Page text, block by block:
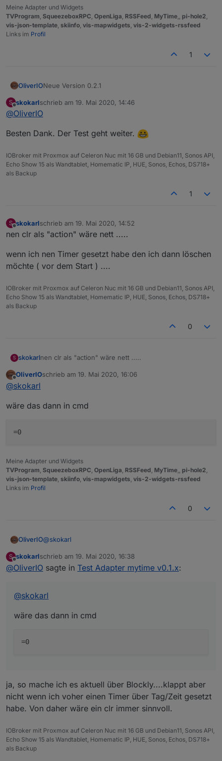
Meine Adapter und Widgets
TVProgram SqueezeboxRPC OpenLiga RSSFeed MyTime pi-hole2
vis-json-template skiinfo vis-mapwidgets vis-2-widgets-rssfeed
Links im Profil
1
OliverIONeue Version 0.2.1
der anzeige´fehler im configurationsdialog für
widget countdown plain wurde behoben
hinzugefügt
die Berechnung der Kreise in countdown circle
wurden bei 0 werten korrigiert
S
Offline
skokarlschrieb am 19. Mai 2020, 14:46
zuletzt editiert von
@OliverIO
Besten Dank. Der Test geht weiter.
IOBroker mit Proxmox auf Celeron Nuc mit 16 GB und Debian11, Sonos API,
Echo Show 15 als Wandtablet, Homematic IP, HUE, Sonos, Echos, DS718+
als Backup
1
S
Offline
skokarlschrieb am 19. Mai 2020, 14:52
zuletzt editiert von
nen clr als "action" wäre nett .....
wenn ich nen Timer gesetzt habe den ich dann löschen
möchte ( vor dem Start ) ....
IOBroker mit Proxmox auf Celeron Nuc mit 16 GB und Debian11, Sonos API,
Echo Show 15 als Wandtablet, Homematic IP, HUE, Sonos, Echos, DS718+
als Backup
0
S skokarlnen clr als "action" wäre nett .....
wenn ich nen Timer gesetzt habe den ich dann
Offline
OliverIOschrieb am 19. Mai 2020, 16:06
zuletzt editiert von
@skokarl
wäre das dann in cmd
Meine Adapter und Widgets
TVProgram, SqueezeboxRPC, OpenLiga, RSSFeed, MyTime,, pi-hole2,
vis-json-template, skiinfo, vis-mapwidgets, vis-2-widgets-rssfeed
Links im Profil
0
OliverIO@skokarl
wäre das dann in cmd
S
Offline
skokarlschrieb am 19. Mai 2020, 16:38
zuletzt editiert von
@OliverIO sagte in Test Adapter mytime v0.1.x:
@skokarl
wäre das dann in cmd
ja, so mache ich es aktuell über Blockly....klappt aber
nicht wenn ich voher einen Timer über Tag/Zeit gesetzt
habe. Von daher wäre ein clr immer sinnvoll.
IOBroker mit Proxmox auf Celeron Nuc mit 16 GB und Debian11, Sonos API,
Echo Show 15 als Wandtablet, Homematic IP, HUE, Sonos, Echos, DS718+
als Backup